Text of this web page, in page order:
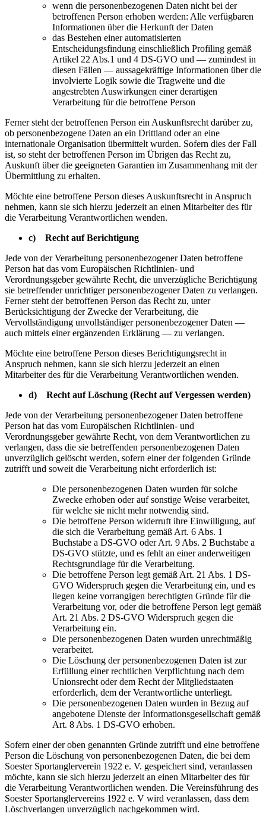
wenn die personenbezogenen Daten nicht bei der
betroffenen Person erhoben werden: Alle verfügbaren
Informationen über die Herkunft der Daten
das Bestehen einer automatisierten
Entscheidungsfindung einschließlich Profiling gemäß
Artikel 22 Abs.1 und 4 DS-GVO und — zumindest in
diesen Fällen — aussagekräftige Informationen über die
involvierte Logik sowie die Tragweite und die
angestrebten Auswirkungen einer derartigen
Verarbeitung für die betroffene Person
Ferner steht der betroffenen Person ein Auskunftsrecht darüber zu,
ob personenbezogene Daten an ein Drittland oder an eine
internationale Organisation übermittelt wurden. Sofern dies der Fall
ist, so steht der betroffenen Person im Übrigen das Recht zu,
Auskunft über die geeigneten Garantien im Zusammenhang mit der
Übermittlung zu erhalten.
Möchte eine betroffene Person dieses Auskunftsrecht in Anspruch
nehmen, kann sie sich hierzu jederzeit an einen Mitarbeiter des für
die Verarbeitung Verantwortlichen wenden.
c) Recht auf Berichtigung
Jede von der Verarbeitung personenbezogener Daten betroffene
Person hat das vom Europäischen Richtlinien- und
Verordnungsgeber gewährte Recht, die unverzügliche Berichtigung
sie betreffender unrichtiger personenbezogener Daten zu verlangen.
Ferner steht der betroffenen Person das Recht zu, unter
Berücksichtigung der Zwecke der Verarbeitung, die
Vervollständigung unvollständiger personenbezogener Daten —
auch mittels einer ergänzenden Erklärung — zu verlangen.
Möchte eine betroffene Person dieses Berichtigungsrecht in
Anspruch nehmen, kann sie sich hierzu jederzeit an einen
Mitarbeiter des für die Verarbeitung Verantwortlichen wenden.
d) Recht auf Löschung (Recht auf Vergessen werden)
Jede von der Verarbeitung personenbezogener Daten betroffene
Person hat das vom Europäischen Richtlinien- und
Verordnungsgeber gewährte Recht, von dem Verantwortlichen zu
verlangen, dass die sie betreffenden personenbezogenen Daten
unverzüglich gelöscht werden, sofern einer der folgenden Gründe
zutrifft und soweit die Verarbeitung nicht erforderlich ist:
Die personenbezogenen Daten wurden für solche
Zwecke erhoben oder auf sonstige Weise verarbeitet,
für welche sie nicht mehr notwendig sind.
Die betroffene Person widerruft ihre Einwilligung, auf
die sich die Verarbeitung gemäß Art. 6 Abs. 1
Buchstabe a DS-GVO oder Art. 9 Abs. 2 Buchstabe a
DS-GVO stützte, und es fehlt an einer anderweitigen
Rechtsgrundlage für die Verarbeitung.
Die betroffene Person legt gemäß Art. 21 Abs. 1 DS-
GVO Widerspruch gegen die Verarbeitung ein, und es
liegen keine vorrangigen berechtigten Gründe für die
Verarbeitung vor, oder die betroffene Person legt gemäß
Art. 21 Abs. 2 DS-GVO Widerspruch gegen die
Verarbeitung ein.
Die personenbezogenen Daten wurden unrechtmäßig
verarbeitet.
Die Löschung der personenbezogenen Daten ist zur
Erfüllung einer rechtlichen Verpflichtung nach dem
Unionsrecht oder dem Recht der Mitgliedstaaten
erforderlich, dem der Verantwortliche unterliegt.
Die personenbezogenen Daten wurden in Bezug auf
angebotene Dienste der Informationsgesellschaft gemäß
Art. 8 Abs. 1 DS-GVO erhoben.
Sofern einer der oben genannten Gründe zutrifft und eine betroffene
Person die Löschung von personenbezogenen Daten, die bei dem
Soester Sportanglerverein 1922 e. V. gespeichert sind, veranlassen
möchte, kann sie sich hierzu jederzeit an einen Mitarbeiter des für
die Verarbeitung Verantwortlichen wenden. Die Vereinsführung des
Soester Sportanglervereins 1922 e. V wird veranlassen, dass dem
Löschverlangen unverzüglich nachgekommen wird.